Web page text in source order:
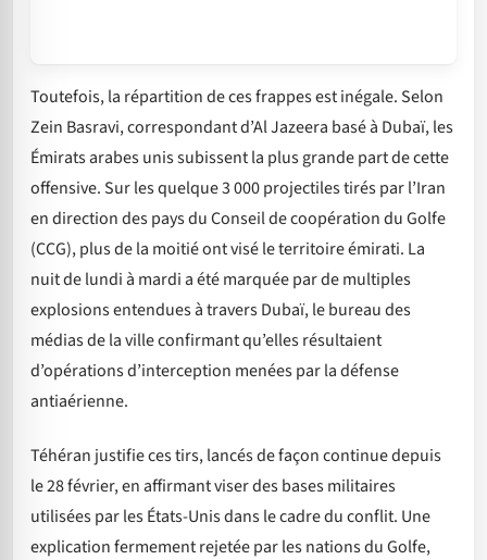
Toutefois, la répartition de ces frappes est inégale. Selon
Zein Basravi, correspondant d’Al Jazeera basé à Dubaï, les
Émirats arabes unis subissent la plus grande part de cette
offensive. Sur les quelque 3 000 projectiles tirés par l’Iran
en direction des pays du Conseil de coopération du Golfe
(CCG), plus de la moitié ont visé le territoire émirati. La
nuit de lundi à mardi a été marquée par de multiples
explosions entendues à travers Dubaï, le bureau des
médias de la ville confirmant qu’elles résultaient
d’opérations d’interception menées par la défense
antiaérienne.
Téhéran justifie ces tirs, lancés de façon continue depuis
le 28 février, en affirmant viser des bases militaires
utilisées par les États-Unis dans le cadre du conflit. Une
explication fermement rejetée par les nations du Golfe,